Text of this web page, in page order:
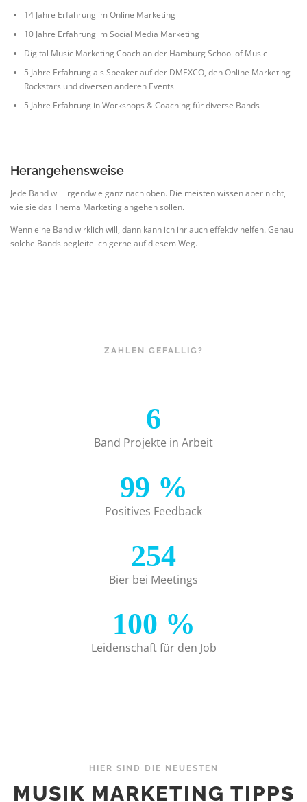
14 Jahre Erfahrung im Online Marketing
10 Jahre Erfahrung im Social Media Marketing
Digital Music Marketing Coach an der Hamburg School of Music
5 Jahre Erfahrung als Speaker auf der DMEXCO, den Online Marketing
Rockstars und diversen anderen Events
5 Jahre Erfahrung in Workshops & Coaching für diverse Bands
Herangehensweise
Jede Band will irgendwie ganz nach oben. Die meisten wissen aber nicht,
wie sie das Thema Marketing angehen sollen.
Wenn eine Band wirklich will, dann kann ich ihr auch effektiv helfen. Genau
solche Bands begleite ich gerne auf diesem Weg.
ZAHLEN GEFÄLLIG?
6
Band Projekte in Arbeit
99 %
Positives Feedback
254
Bier bei Meetings
100 %
Leidenschaft für den Job
HIER SIND DIE NEUESTEN
MUSIK MARKETING TIPPS